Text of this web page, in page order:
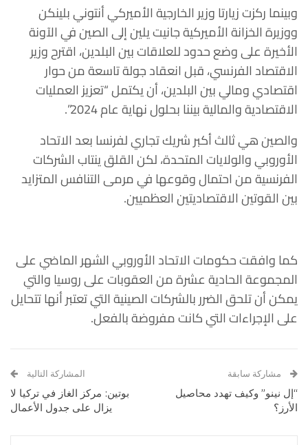
وبينما ركزت زيارتا وزير الخارجية الأميركي أنتوني بلينكن
ووزيرة الخزانة الأميركية جانيت يلين إلى الصين في الآونة
الأخيرة على وضع حدود للعلاقات بين البلدين، اقترح وزير
الاقتصاد الفرنسي، قبل انعقاد جولة تاسعة من حوار
اقتصادي ومالي بين البلدين، أن يكتمل “تعزيز العمليات
الاقتصادية والمالية بيننا بحلول نهاية عام 2024”.
والصين هي ثالث أكبر شريك تجاري لفرنسا بعد الاتحاد
الأوروبي والولايات المتحدة، لكن القلق ينتاب الشركات
الفرنسية من احتمال وقوعها في مرمى التنافس المتزايد
بين القوتين الاقتصاديتين العظميين.
كما وافقت حكومات الاتحاد الأوروبي الشهر الماضي على
المجموعة الحادية عشرة من العقوبات على روسيا والتي
يمكن أن تلحق الضرر بالشركات الصينية التي تعتبر أنها تتحايل
على الإجراءات التي كانت مفروضة بالفعل.
مشاركة سابقة
“إل نينو” وكيف تهدد محاصيل
الأرز؟
المشاركة التالية
بوتين: مركز الغاز في تركيا لا
يزال على جدول الأعمال